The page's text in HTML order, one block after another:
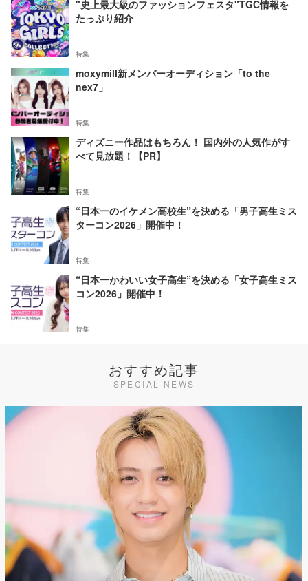
"史上最大級のファッションフェスタ"TGC情報を
たっぷり紹介
特集
moxymill新メンバーオーディション「to the
nex7」
特集
ディズニー作品はもちろん！ 国内外の人気作がす
べて見放題！【PR】
特集
“日本一のイケメン高校生”を決める「男子高生ミス
ターコン2026」開催中！
特集
“日本一かわいい女子高生”を決める「女子高生ミス
コン2026」開催中！
特集
おすすめ記事
SPECIAL NEWS